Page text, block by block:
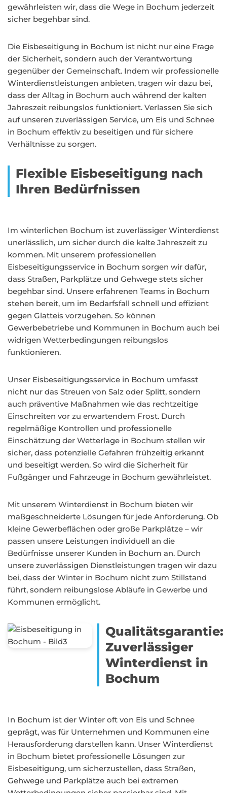
gewährleisten wir, dass die Wege in Bochum jederzeit
sicher begehbar sind.
Die Eisbeseitigung in Bochum ist nicht nur eine Frage
der Sicherheit, sondern auch der Verantwortung
gegenüber der Gemeinschaft. Indem wir professionelle
Winterdienstleistungen anbieten, tragen wir dazu bei,
dass der Alltag in Bochum auch während der kalten
Jahreszeit reibungslos funktioniert. Verlassen Sie sich
auf unseren zuverlässigen Service, um Eis und Schnee
in Bochum effektiv zu beseitigen und für sichere
Verhältnisse zu sorgen.
Flexible Eisbeseitigung nach
Ihren Bedürfnissen
Im winterlichen Bochum ist zuverlässiger Winterdienst
unerlässlich, um sicher durch die kalte Jahreszeit zu
kommen. Mit unserem professionellen
Eisbeseitigungsservice in Bochum sorgen wir dafür,
dass Straßen, Parkplätze und Gehwege stets sicher
begehbar sind. Unsere erfahrenen Teams in Bochum
stehen bereit, um im Bedarfsfall schnell und effizient
gegen Glatteis vorzugehen. So können
Gewerbebetriebe und Kommunen in Bochum auch bei
widrigen Wetterbedingungen reibungslos
funktionieren.
Unser Eisbeseitigungsservice in Bochum umfasst
nicht nur das Streuen von Salz oder Splitt, sondern
auch präventive Maßnahmen wie das rechtzeitige
Einschreiten vor zu erwartendem Frost. Durch
regelmäßige Kontrollen und professionelle
Einschätzung der Wetterlage in Bochum stellen wir
sicher, dass potenzielle Gefahren frühzeitig erkannt
und beseitigt werden. So wird die Sicherheit für
Fußgänger und Fahrzeuge in Bochum gewährleistet.
Mit unserem Winterdienst in Bochum bieten wir
maßgeschneiderte Lösungen für jede Anforderung. Ob
kleine Gewerbeflächen oder große Parkplätze – wir
passen unsere Leistungen individuell an die
Bedürfnisse unserer Kunden in Bochum an. Durch
unsere zuverlässigen Dienstleistungen tragen wir dazu
bei, dass der Winter in Bochum nicht zum Stillstand
führt, sondern reibungslose Abläufe in Gewerbe und
Kommunen ermöglicht.
Qualitätsgarantie:
Zuverlässiger
Winterdienst in
Bochum
In Bochum ist der Winter oft von Eis und Schnee
geprägt, was für Unternehmen und Kommunen eine
Herausforderung darstellen kann. Unser Winterdienst
in Bochum bietet professionelle Lösungen zur
Eisbeseitigung, um sicherzustellen, dass Straßen,
Gehwege und Parkplätze auch bei extremen